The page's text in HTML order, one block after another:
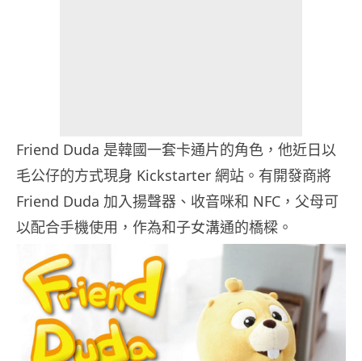
Friend Duda 是韓國一套卡通片的角色，他近日以
毛公仔的方式現身 Kickstarter 網站。有開發商將
Friend Duda 加入揚聲器、收音咪和 NFC，父母可
以配合手機使用，作為和子女溝通的橋樑。